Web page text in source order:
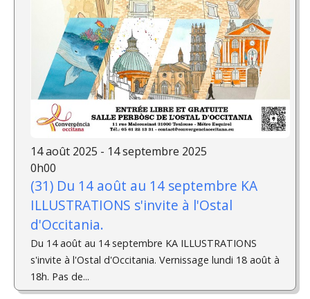
14 août 2025 - 14 septembre 2025
0h00
(31) Du 14 août au 14 septembre KA
ILLUSTRATIONS s'invite à l'Ostal
d'Occitania.
Du 14 août au 14 septembre KA ILLUSTRATIONS
s'invite à l'Ostal d'Occitania. Vernissage lundi 18 août à
18h. Pas de...